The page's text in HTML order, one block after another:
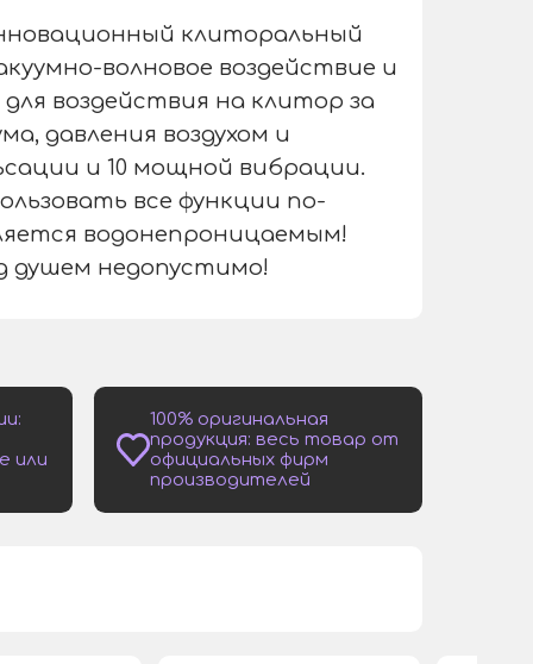
клиторальный
волновое воздействие и
воздействия на клитор за
давления воздухом и
и 10 мощной вибрации.
все функции по-
водонепроницаемым!
душем недопустимо!
или
100% оригинальная
продукция: весь товар от
официальных фирм
производителей